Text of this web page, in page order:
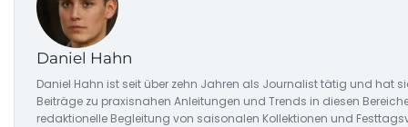
Daniel Hahn
Daniel Hahn ist seit über zehn Jahren als Journalist tätig und hat
Beiträge zu praxisnahen Anleitungen und Trends in diesen
redaktionelle Begleitung von saisonalen Kollektionen und